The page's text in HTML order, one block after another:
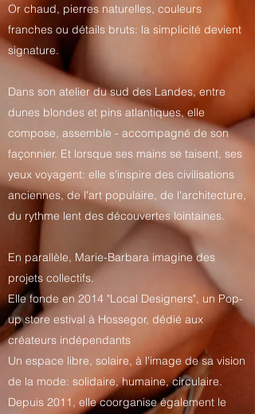
Or chaud, pierres naturelles, couleurs
franches ou détails bruts: la simplicité devient
signature.
Dans son atelier du sud des Landes, entre
dunes blondes et pins atlantiques, elle
compose, assemble - accompagné de son
façonnier. Et lorsque ses mains se taisent, ses
yeux voyagent: elle s'inspire des civilisations
anciennes, de l'art populaire, de l'architecture,
du rythme lent des découvertes lointaines.
En parallèle, Marie-Barbara imagine des
projets collectifs.
Elle fonde en 2014 "Local Designers", un Pop-
up store estival à Hossegor, dédié aux
créateurs indépendants
Un espace libre, solaire, à l'image de sa vision
de la mode: solidaire, humaine, circulaire.
Depuis 2011, elle coorganise également le